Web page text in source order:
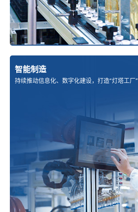
智能制造
持续推动信息化、数字化建设，打造“灯塔工厂”